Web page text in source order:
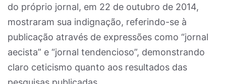
do próprio jornal, em 22 de outubro de 2014,
mostraram sua indignação, referindo-se à
publicação através de expressões como “jornal
aecista” e “jornal tendencioso”, demonstrando
claro ceticismo quanto aos resultados das